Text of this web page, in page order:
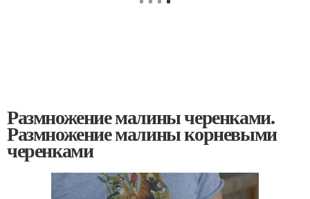
Размножение малины черенками.
Размножение малины корневыми
черенками